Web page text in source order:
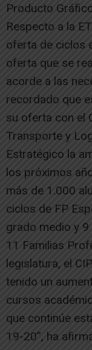
Producto
Respecto a la
oferta de ciclos
oferta que se
acorde a las
recordado que
su oferta con el
Transporte y
Estratégico la
los próximos
más de 1.000
ciclos de FP
grado medio y
11 Familias
legislatura, el
tenido un
cursos
que continúe
19-20”, ha